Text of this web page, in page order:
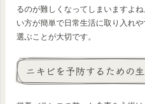
るのが難しくなってしまいますよ
い方が簡単で日常生活に取り入れ
選ぶことが大切です。
ニキビを予防するための